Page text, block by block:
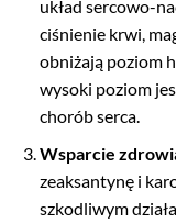
układ sercowo-
ciśnienie krwi,
obniżają poziom
wysoki poziom
chorób serca.
Wsparcie
zeaksantynę i
szkodliwym